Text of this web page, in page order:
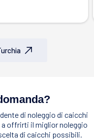
di noleggio di caicchi
a offrirti il miglior noleggio
di caicchi possibili.